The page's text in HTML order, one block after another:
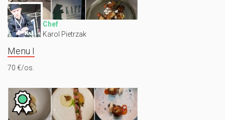
Chef
Karol Pietrzak
Menu I
70 €/os.